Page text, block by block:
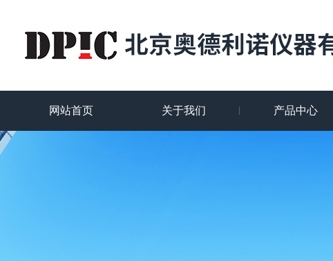
网站首页 关于我们 产品中心